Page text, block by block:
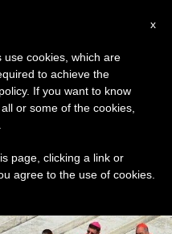
Posts Tagged ‘رواتب’
x
cookies, which are
to achieve the
If you want to know
or some of the cookies,
page, clicking a link or
agree to the use of cookies.